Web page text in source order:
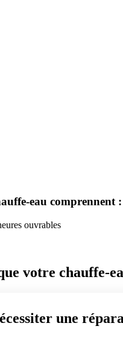
eau comprennent :
ouvrables
votre chauffe-
une